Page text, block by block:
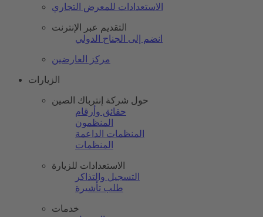
الاستعدادات للمعرض التجاري
التقديم عبر الإنترنت
انضم إلى الجناح الدولي
مركز العارضين
الزيارات
حول شركة إنترباك الصين
حقائق وأرقام
المنظمون
المنظمات الداعمة
المنظمات
الاستعدادات للزيارة
التسجيل والتذاكر
طلب تأشيرة
خدمات